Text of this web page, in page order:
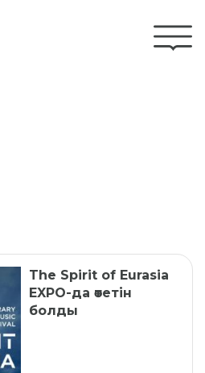
The Spirit of Eurasia
EXPO-да өтетін
болды